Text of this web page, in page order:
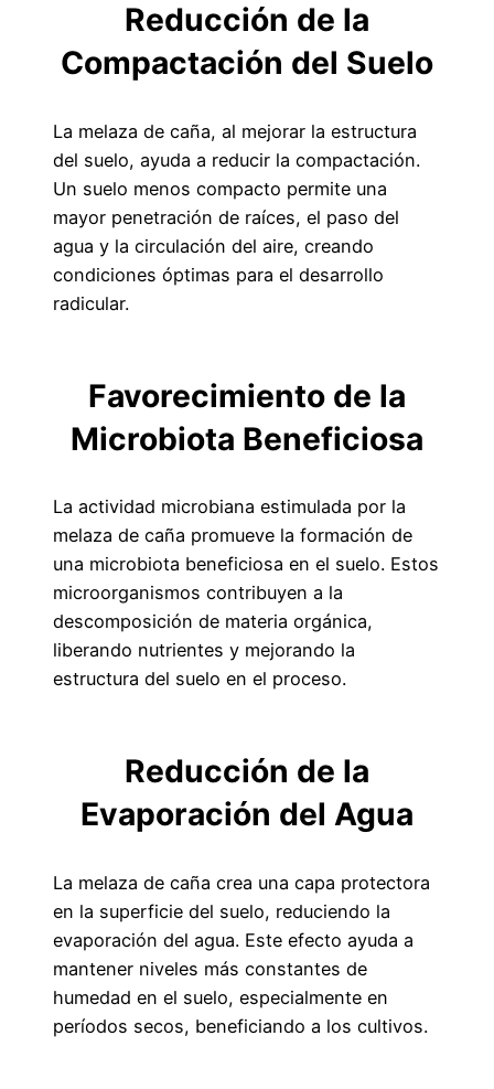
Reducción de la
Compactación del Suelo
La melaza de caña, al mejorar la estructura
del suelo, ayuda a reducir la compactación.
Un suelo menos compacto permite una
mayor penetración de raíces, el paso del
agua y la circulación del aire, creando
condiciones óptimas para el desarrollo
radicular.
Favorecimiento de la
Microbiota Beneficiosa
La actividad microbiana estimulada por la
melaza de caña promueve la formación de
una microbiota beneficiosa en el suelo. Estos
microorganismos contribuyen a la
descomposición de materia orgánica,
liberando nutrientes y mejorando la
estructura del suelo en el proceso.
Reducción de la
Evaporación del Agua
La melaza de caña crea una capa protectora
en la superficie del suelo, reduciendo la
evaporación del agua. Este efecto ayuda a
mantener niveles más constantes de
humedad en el suelo, especialmente en
períodos secos, beneficiando a los cultivos.